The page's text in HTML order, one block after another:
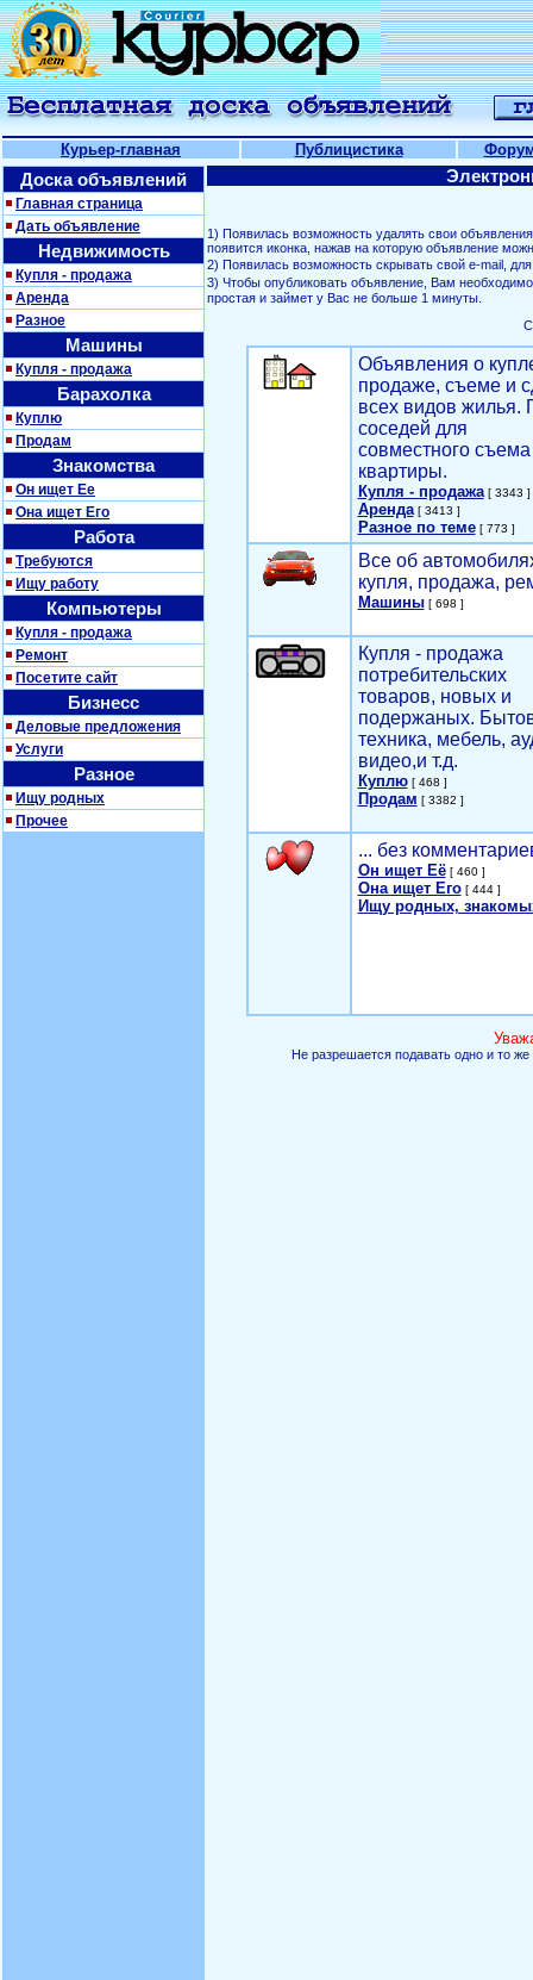
Курьер-главная Публицистика
Доска объявлений
Главная страница
Дать объявление
Недвижимость
Купля - продажа
Аренда
Разное
Машины
Купля - продажа
Барахолка
Куплю
Продам
Знакомства
Он ищет Ее
Она ищет Его
Работа
Требуются
Ищу работу
Компьютеры
Купля - продажа
Ремонт
Посетите сайт
Бизнесс
Деловые предложения
Услуги
Разное
Ищу родных
Прочее
1) Появилась возможность удалять свои
появится иконка, нажав на которую объявление
2) Появилась возможность скрывать свой е-mail,
3) Чтобы опубликовать объявление, Вам
простая и займет у Вас не больше 1 минуты.
Объявления о
продаже, съеме и
всех видов жилья.
соседей для
совместного съема
квартиры.
Купля - продажа[ 3343 ]
Аренда[ 3413 ]
Разное по теме[ 773 ]
Все об
купля, продажа,
Машины[ 698 ]
Купля - продажа
потребительских
товаров, новых и
подержаных.
техника, мебель,
видео,и т.д.
Куплю[ 468 ]
Продам [ 3382 ]
... без
Он ищет Её[ 460 ]
Она ищет Его[ 444 ]
Ищу родных,
Не разрешается подавать одно и то